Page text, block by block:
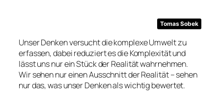
Tomas Sobek
Unser Denken versucht die komplexe Umwelt zu
erfassen, dabei reduziert es die Komplexität und
lässt uns nur ein Stück der Realität wahrnehmen.
Wir sehen nur einen Ausschnitt der Realität – sehen
nur das, was unser Denken als wichtig bewertet.